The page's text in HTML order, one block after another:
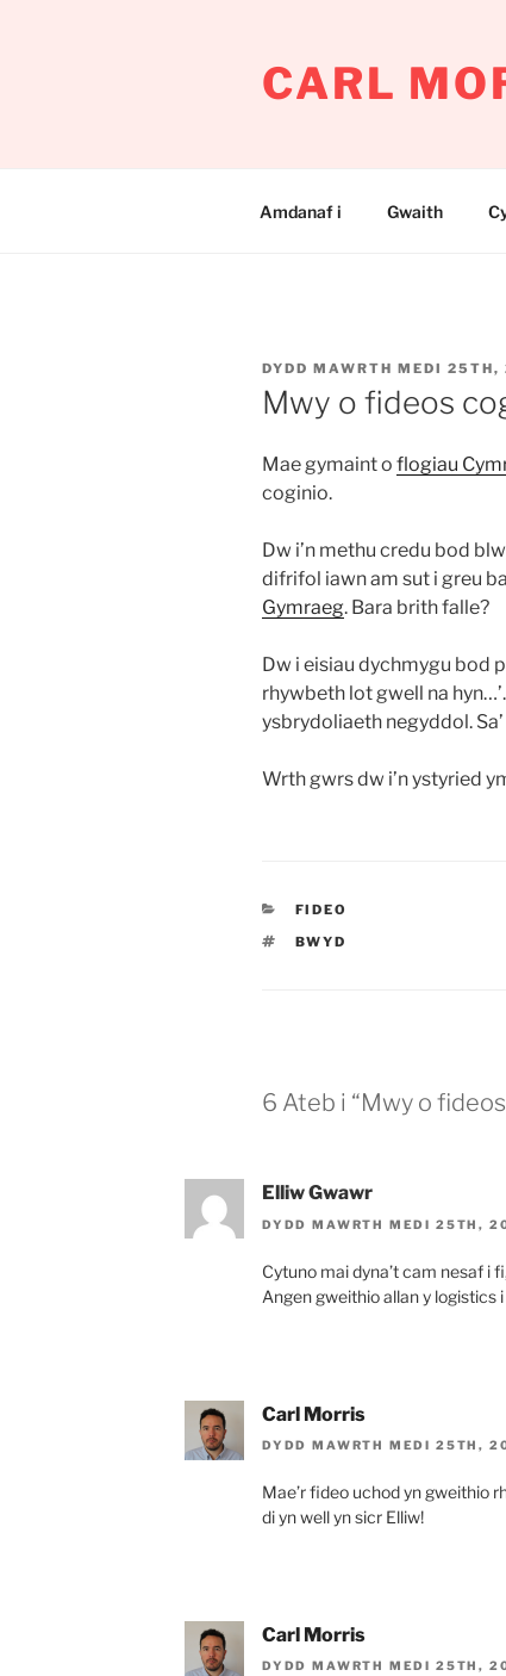
CARL
Amdanaf i Gwaith
COFNODWYD
AR
DYDD MAWRTH MEDI 25TH,
Mwy o fideos
Mae gymaint o flogiau
coginio.
Dw i’n methu credu bod
difrifol iawn am sut i greu
Gymraeg. Bara brith falle?
Dw i eisiau dychmygu bod
rhywbeth lot gwell na
ysbrydoliaeth negyddol.
Wrth gwrs dw i’n ystyried
CATEGORÏAU
FIDEO
TAGIAU
BWYD
6 Ateb i “Mwy o
Elliw Gwawr
DYDD MAWRTH MEDI 25TH,
Cytuno mai dyna’t cam nesaf i
Angen gweithio allan y logistics
Carl Morris
DYDD MAWRTH MEDI 25TH,
Mae’r fideo uchod yn gweithio
di yn well yn sicr Elliw!
Carl Morris
DYDD MAWRTH MEDI 25TH,